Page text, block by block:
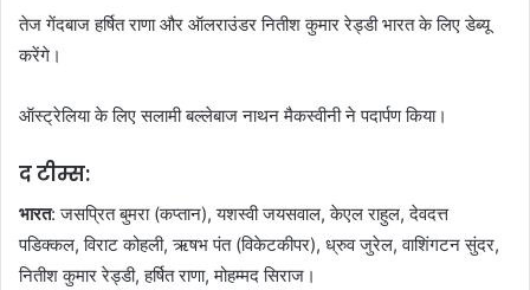
तेज गेंदबाज हर्षित राणा और ऑलराउंडर नितीश कुमार रेड्डी भारत के लिए डेब्यू
करेंगे।
ऑस्ट्रेलिया के लिए सलामी बल्लेबाज नाथन मैकस्वीनी ने पदार्पण किया।
द टीम्स:
भारत: जसप्रित बुमरा (कप्तान), यशस्वी जयसवाल, केएल राहुल, देवदत्त
पडिक्कल, विराट कोहली, ऋषभ पंत (विकेटकीपर), ध्रुव जुरेल, वाशिंगटन सुंदर,
नितीश कुमार रेड्डी, हर्षित राणा, मोहम्मद सिराज।